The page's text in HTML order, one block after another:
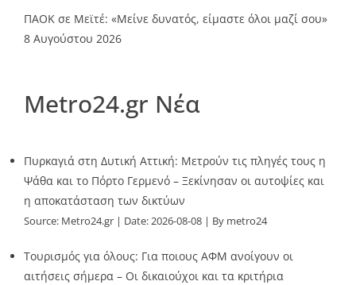
ΠΑΟΚ σε Μεϊτέ: «Μείνε δυνατός, είμαστε όλοι μαζί σου»
8 Αυγούστου 2026
Metro24.gr Νέα
Πυρκαγιά στη Δυτική Αττική: Μετρούν τις πληγές τους η
Ψάθα και το Πόρτο Γερμενό – Ξεκίνησαν οι αυτοψίες και
η αποκατάσταση των δικτύων
Source: Metro24.gr Date: 2026-08-08 By metro24
Τουρισμός για όλους: Για ποιους ΑΦΜ ανοίγουν οι
αιτήσεις σήμερα – Οι δικαιούχοι και τα κριτήρια